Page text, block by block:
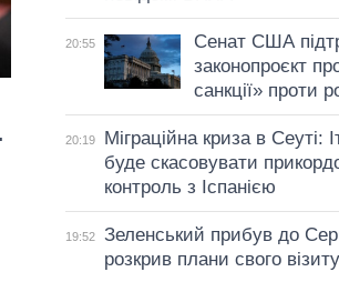
20:55
Сенат США
законопроєкт
санкції» проти
20:19
Міграційна криза в Сеуті:
буде скасовувати
контроль з Іспанією
19:52
Зеленський прибув до
розкрив плани свого візиту